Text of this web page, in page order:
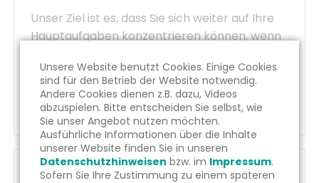
Unser Ziel ist es, dass Sie sich weiter auf Ihre
Hauptaufgaben konzentrieren können, wenn
MEHR ERFAHREN
Unsere Website benutzt Cookies. Einige Cookies
sind für den Betrieb der Website notwendig.
Andere Cookies dienen z.B. dazu, Videos
abzuspielen. Bitte entscheiden Sie selbst, wie
Sie unser Angebot nutzen möchten.
Ausführliche Informationen über die Inhalte
unserer Website finden Sie in unseren
Datenschutzhinweisen bzw. im Impressum.
Sofern Sie Ihre Zustimmung zu einem späteren